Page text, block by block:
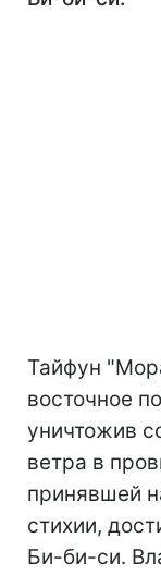
Тайфун
восточное
уничтожив
ветра в
принявшей
стихии,
Би-би-си.